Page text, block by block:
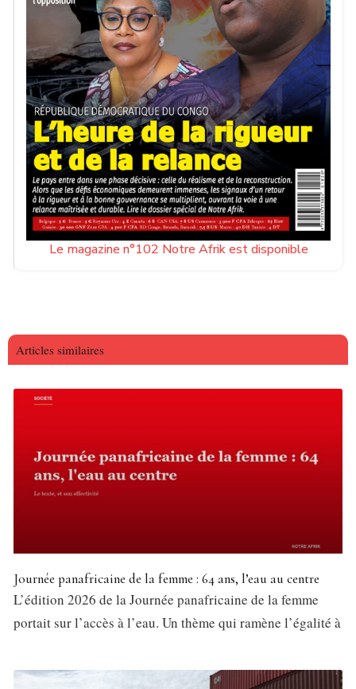
Le magazine n°102 Notre Afrik est disponible
Articles similaires
Journée panafricaine de la femme : 64 ans, l’eau au centre
L’édition 2026 de la Journée panafricaine de la femme
portait sur l’accès à l’eau. Un thème qui ramène l’égalité à